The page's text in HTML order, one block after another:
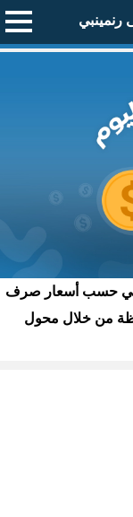
رنمينبي
حسب أسعار صرف
من خلال محول